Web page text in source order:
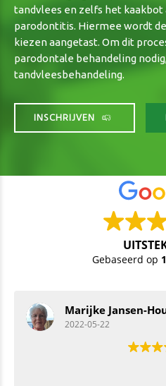
tandvlees en zelfs het
parodontitis. Hiermee wordt
kiezen aangetast. Om dit
parodontale behandeling
tandvleesbehandeling.
INSCHRIJVEN
Gebaseerd op
Marijke Jansen-
2022-05-22